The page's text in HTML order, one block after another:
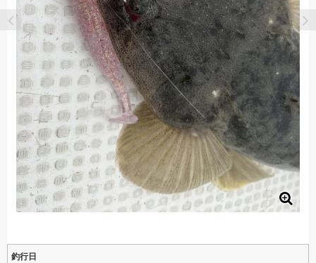
釣行日